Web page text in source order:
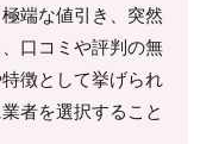
端な値引き、突然
口コミや評判の無
徴として挙げられ
者を選択すること